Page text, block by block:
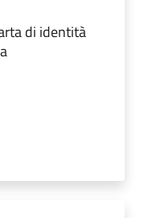
di identità